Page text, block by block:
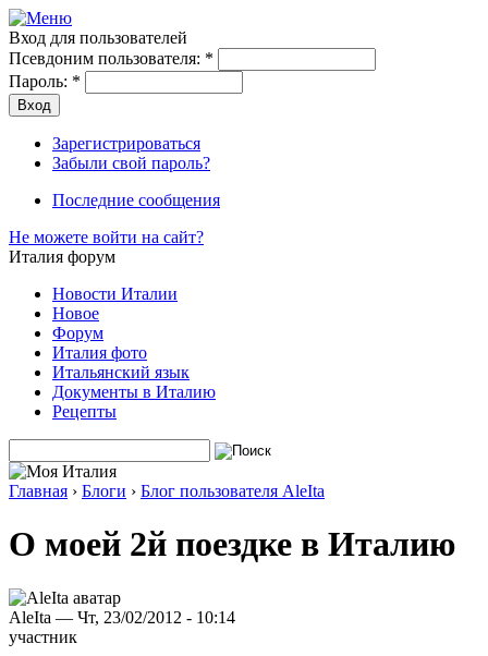
Вход для пользователей
Псевдоним пользователя: *
Пароль: *
Зарегистрироваться
Забыли свой пароль?
Последние сообщения
Не можете войти на сайт?
Италия форум
Новости Италии
Новое
Форум
Италия фото
Итальянский язык
Документы в Италию
Рецепты
Главная › Блоги › Блог пользователя AleIta
О моей 2й поездке в Италию
AleIta — Чт, 23/02/2012 - 10:14
участник